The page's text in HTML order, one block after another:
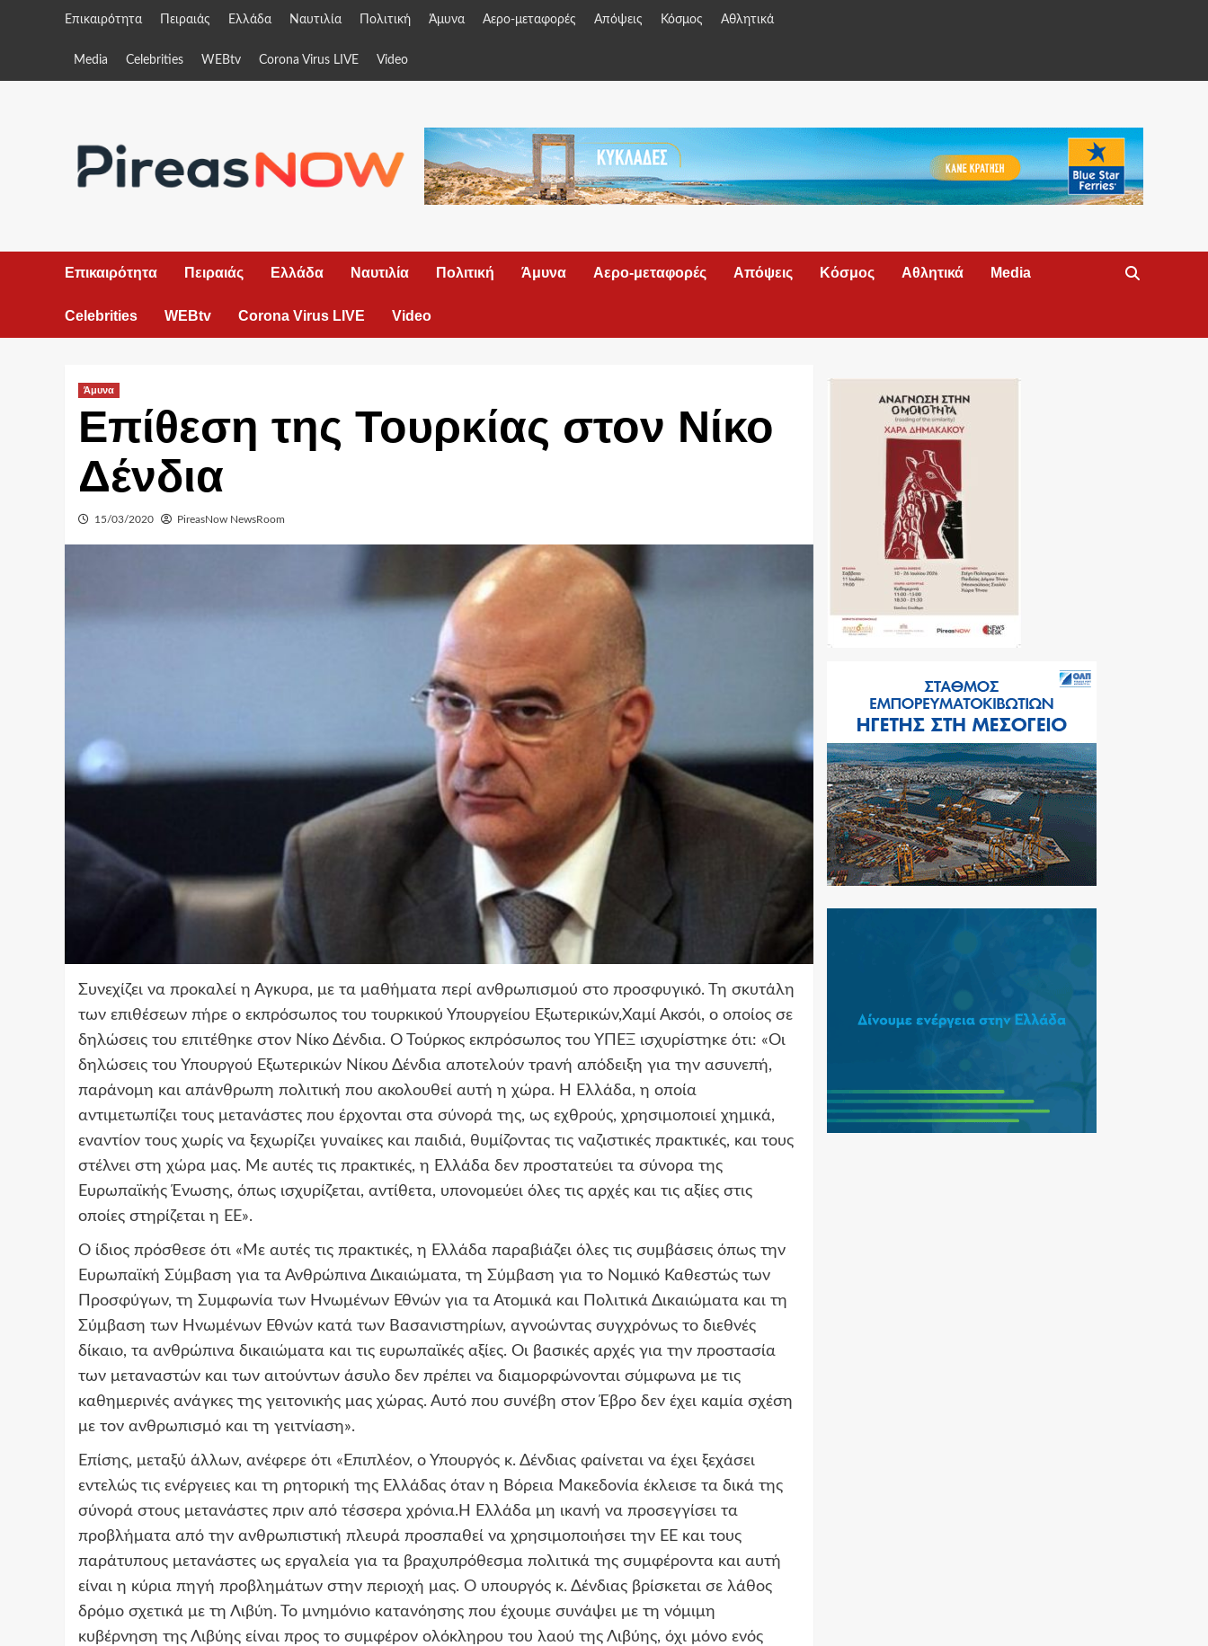
Επικαιρότητα Πειραιάς Ελλάδα Ναυτιλία Πολιτική Άμυνα Αερο-μεταφορές Απόψεις Κόσμος Αθλητικά
Media Celebrities WEBtv Corona Virus LIVE Video
Επικαιρότητα Πειραιάς Ελλάδα Ναυτιλία Πολιτική Άμυνα Αερο-μεταφορές Απόψεις Κόσμος Αθλητικά Media
Celebrities WEBtv Corona Virus LIVE Video
Άμυνα
Επίθεση της Τουρκίας στον Νίκο
Δένδια
15/03/2020 PireasNow NewsRoom
Συνεχίζει να προκαλεί η Αγκυρα, με τα μαθήματα περί ανθρωπισμού στο προσφυγικό. Τη σκυτάλη
των επιθέσεων πήρε ο εκπρόσωπος του τουρκικού Υπουργείου Εξωτερικών,Χαμί Ακσόι, ο οποίος σε
δηλώσεις του επιτέθηκε στον Νίκο Δένδια. Ο Τούρκος εκπρόσωπος του ΥΠΕΞ ισχυρίστηκε ότι: «Οι
δηλώσεις του Υπουργού Εξωτερικών Νίκου Δένδια αποτελούν τρανή απόδειξη για την ασυνεπή,
παράνομη και απάνθρωπη πολιτική που ακολουθεί αυτή η χώρα. Η Ελλάδα, η οποία
αντιμετωπίζει τους μετανάστες που έρχονται στα σύνορά της, ως εχθρούς, χρησιμοποιεί χημικά,
εναντίον τους χωρίς να ξεχωρίζει γυναίκες και παιδιά, θυμίζοντας τις ναζιστικές πρακτικές, και τους
στέλνει στη χώρα μας. Με αυτές τις πρακτικές, η Ελλάδα δεν προστατεύει τα σύνορα της
Ευρωπαϊκής Ένωσης, όπως ισχυρίζεται, αντίθετα, υπονομεύει όλες τις αρχές και τις αξίες στις
οποίες στηρίζεται η ΕΕ».
Ο ίδιος πρόσθεσε ότι «Με αυτές τις πρακτικές, η Ελλάδα παραβιάζει όλες τις συμβάσεις όπως την
Ευρωπαϊκή Σύμβαση για τα Ανθρώπινα Δικαιώματα, τη Σύμβαση για το Νομικό Καθεστώς των
Προσφύγων, τη Συμφωνία των Ηνωμένων Εθνών για τα Ατομικά και Πολιτικά Δικαιώματα και τη
Σύμβαση των Ηνωμένων Εθνών κατά των Βασανιστηρίων, αγνοώντας συγχρόνως το διεθνές
δίκαιο, τα ανθρώπινα δικαιώματα και τις ευρωπαϊκές αξίες. Οι βασικές αρχές για την προστασία
των μεταναστών και των αιτούντων άσυλο δεν πρέπει να διαμορφώνονται σύμφωνα με τις
καθημερινές ανάγκες της γειτονικής μας χώρας. Αυτό που συνέβη στον Έβρο δεν έχει καμία σχέση
με τον ανθρωπισμό και τη γειτνίαση».
Επίσης, μεταξύ άλλων, ανέφερε ότι «Επιπλέον, ο Υπουργός κ. Δένδιας φαίνεται να έχει ξεχάσει
εντελώς τις ενέργειες και τη ρητορική της Ελλάδας όταν η Βόρεια Μακεδονία έκλεισε τα δικά της
σύνορά στους μετανάστες πριν από τέσσερα χρόνια.Η Ελλάδα μη ικανή να προσεγγίσει τα
προβλήματα από την ανθρωπιστική πλευρά προσπαθεί να χρησιμοποιήσει την ΕΕ και τους
παράτυπους μετανάστες ως εργαλεία για τα βραχυπρόθεσμα πολιτικά της συμφέροντα και αυτή
είναι η κύρια πηγή προβλημάτων στην περιοχή μας. Ο υπουργός κ. Δένδιας βρίσκεται σε λάθος
δρόμο σχετικά με τη Λιβύη. Το μνημόνιο κατανόησης που έχουμε συνάψει με τη νόμιμη
κυβέρνηση της Λιβύης είναι προς το συμφέρον ολόκληρου του λαού της Λιβύης, όχι μόνο ενός